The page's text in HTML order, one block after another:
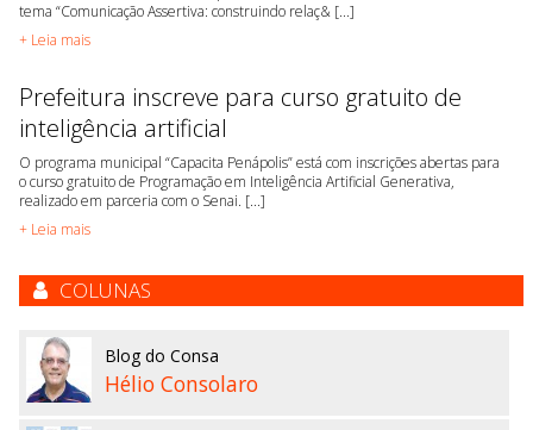
tema “Comunicação Assertiva: construindo relaç& [...]
+ Leia mais
Prefeitura inscreve para curso gratuito de
inteligência artificial
O programa municipal “Capacita Penápolis” está com inscrições abertas para
o curso gratuito de Programação em Inteligência Artificial Generativa,
realizado em parceria com o Senai. [...]
+ Leia mais
COLUNAS
Blog do Consa
Hélio Consolaro